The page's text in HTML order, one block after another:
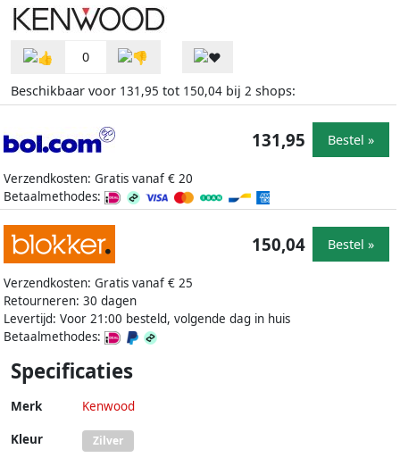
0
Beschikbaar voor 131,95 tot 150,04 bij 2 shops:
Verzendkosten: Gratis vanaf € 20
Betaalmethodes:
131,95 Bestel »
Verzendkosten: Gratis vanaf € 25
Retourneren: 30 dagen
Levertijd: Voor 21:00 besteld, volgende dag in huis
Betaalmethodes:
150,04 Bestel »
Specificaties
Merk Kenwood
Kleur Zilver